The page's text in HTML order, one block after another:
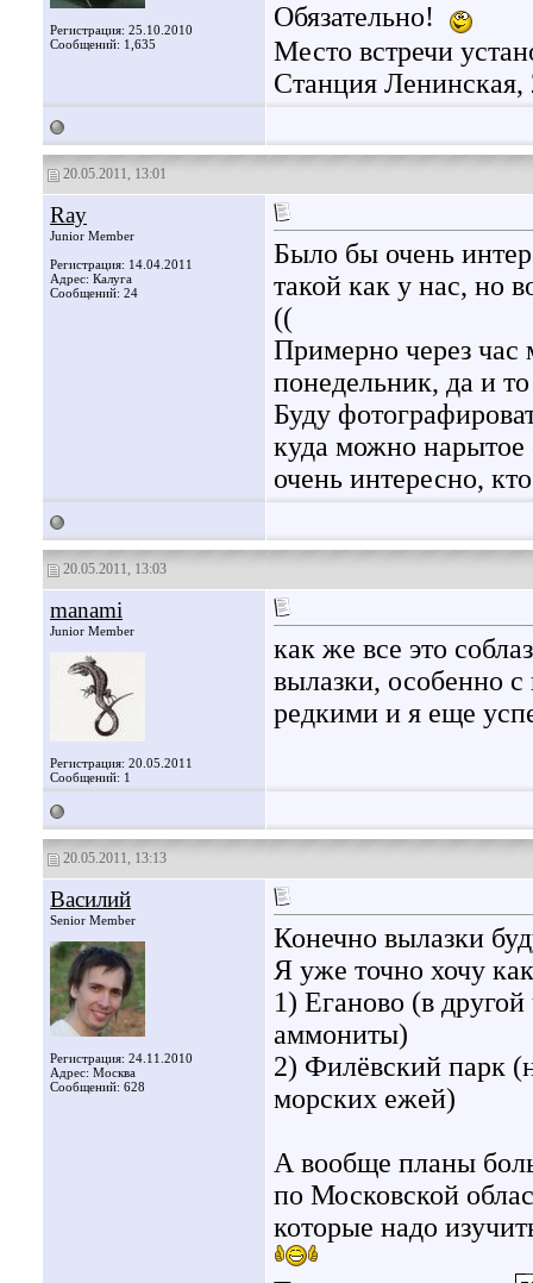
Регистрация: 25.10.2010
Сообщений: 1,635
Обязательно!
Место встречи
Станция Ленинская,
20.05.2011, 13:01
Ray
Junior Member
Регистрация: 14.04.2011
Адрес: Калуга
Сообщений: 24
Было бы очень
такой как у нас, но
((
Примерно через час
понедельник, да и
Буду
куда можно нарытое
очень интересно,
20.05.2011, 13:03
manami
Junior Member
Регистрация: 20.05.2011
Сообщений: 1
как же все это
вылазки, особенно
редкими и я еще
20.05.2011, 13:13
Василий
Senior Member
Регистрация: 24.11.2010
Адрес: Москва
Сообщений: 628
Конечно вылазки
Я уже точно хочу
1) Еганово (в
аммониты)
2) Филёвский парк
морских ежей)
А вообще планы
по Московской
которые надо